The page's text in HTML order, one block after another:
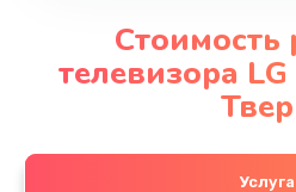
Стоимость
телевизора
Услуга